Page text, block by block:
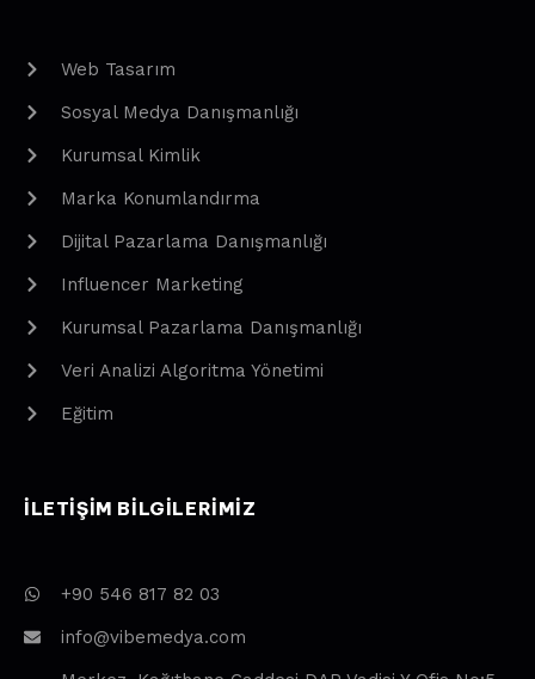
Web Tasarım
Sosyal Medya Danışmanlığı
Kurumsal Kimlik
Marka Konumlandırma
Dijital Pazarlama Danışmanlığı
Influencer Marketing
Kurumsal Pazarlama Danışmanlığı
Veri Analizi Algoritma Yönetimi
Eğitim
ILETIŞIM BILGILERIMIZ
+90 546 817 82 03
info@vibemedya.com